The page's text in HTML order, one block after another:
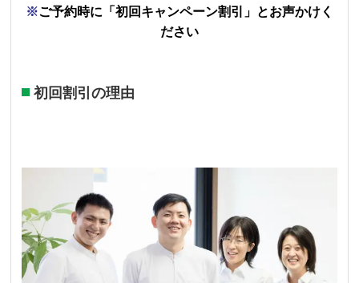
※ご予約時に「初回キャンペーン割引」とお声かけく
ださい
初回割引の理由